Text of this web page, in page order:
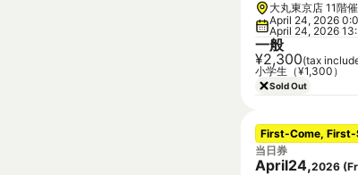
大丸東京店 11階
April 24, 2026
April 24, 2026
一般
¥2,300(tax
小学生（¥1,300）
Sold Out
First-Come, First-
当日券
April24,2026 (